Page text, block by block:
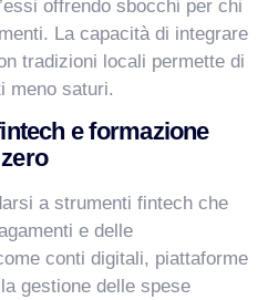
offrendo sbocchi per chi
La capacità di integrare
tradizioni locali permette di
meno saturi.
e formazione
a strumenti fintech che
e delle
conti digitali, piattaforme
gestione delle spese